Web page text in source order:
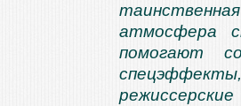
таинственная
атмосфера
помогают